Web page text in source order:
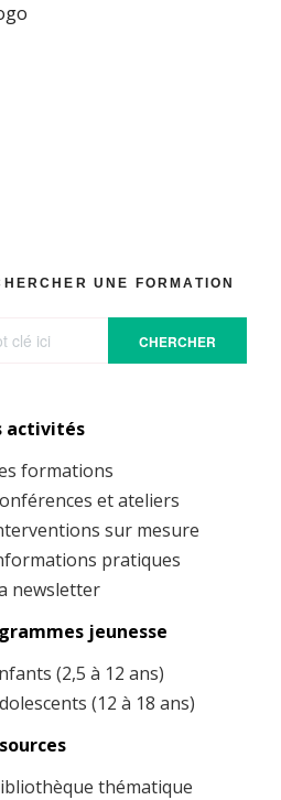
UNE FORMATION
CHERCHER
activités
formations
et ateliers
sur mesure
pratiques
newsletter
jeunesse
(2,5 à 12 ans)
(12 à 18 ans)
thématique